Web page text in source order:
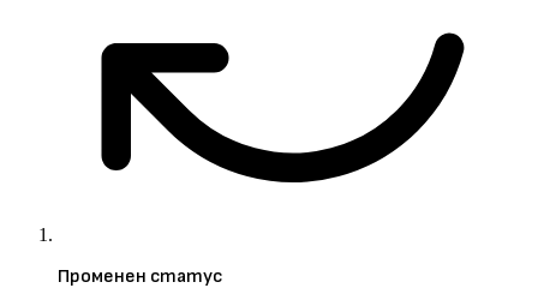
Променен статус